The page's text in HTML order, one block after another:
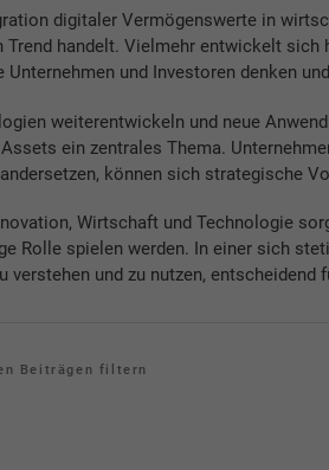
digitaler Vermögenswerte in
handelt. Vielmehr entwickelt sich
und Investoren denken
weiterentwickeln und neue
ein zentrales Thema.
können sich strategische
Wirtschaft und Technologie
Rolle spielen werden. In einer sich
verstehen und zu nutzen, entscheidend
Beiträgen filtern